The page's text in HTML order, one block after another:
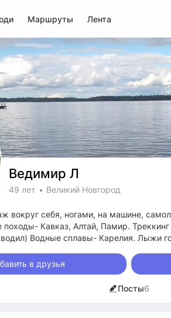
Маршруты Лента
Ведимир Л
49 лет Великий Новгород
вокруг себя, ногами, на машине,
походы- Кавказ, Алтай, Памир.
Водные сплавы- Карелия. Лыжи
Интересно общаться с повидавшими
это высшая роскошь.
в друзья
Посты6